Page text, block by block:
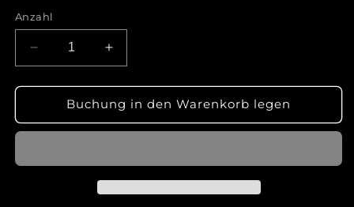
Anzahl
Verringere
die
Menge
Permanent
Schulung
Erhöhe
die
Menge
für
Permanent
Schulung
Buchung in den Warenkorb legen